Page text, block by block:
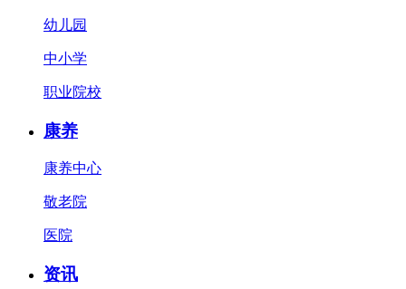
幼儿园
中小学
职业院校
康养
康养中心
敬老院
医院
资讯